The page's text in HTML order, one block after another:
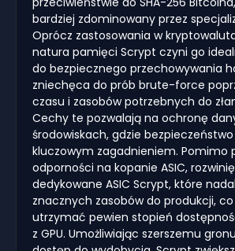
bardziej zdominowany przez
Oprócz zastosowania w
natura pamięci Scrypt czyni go
do bezpiecznego przechowywania
zniechęca do prób brute-force
czasu i zasobów potrzebnych do
Cechy te pozwalają na ochronę
środowiskach, gdzie bezpieczeństwo
kluczowym zagadnieniem. Pomimo
odporności na kopanie ASIC,
dedykowane ASIC Scrypt, które
znacznych zasobów do produkcji,
utrzymać pewien stopień
z GPU. Umożliwiając szerszemu